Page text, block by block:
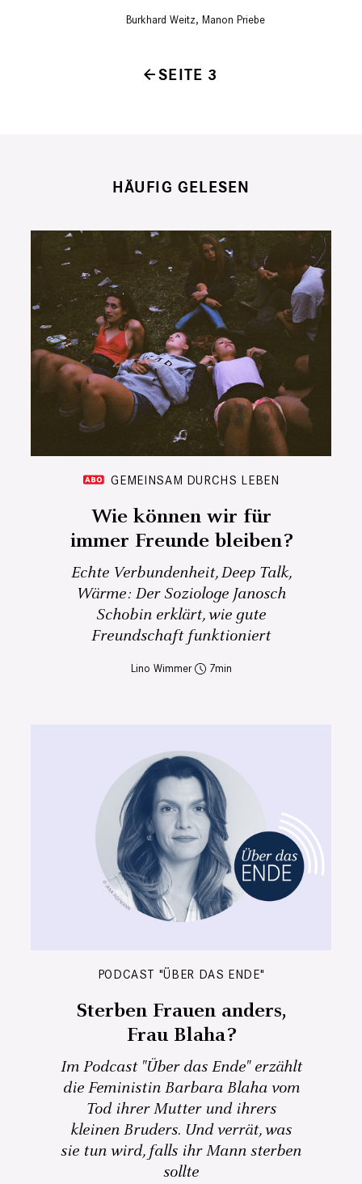
Burkhard Weitz,Manon Priebe
SEITE 3
HÄUFIG GELESEN
GEMEINSAM DURCHS LEBEN
Wie können wir für
immer Freunde bleiben?
Echte Verbundenheit, Deep Talk,
Wärme: Der Soziologe Janosch
Schobin erklärt, wie gute
Freundschaft funktioniert
Lino Wimmer 7
PODCAST "ÜBER DAS ENDE"
Sterben Frauen anders,
Frau Blaha?
Im Podcast "Über das Ende" erzählt
die Feministin Barbara Blaha vom
Tod ihrer Mutter und ihrers
kleinen Bruders. Und verrät, was
sie tun wird, falls ihr Mann sterben
sollte